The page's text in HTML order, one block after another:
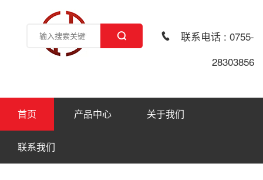
联系电话 : 0755-
28303856
首页 产品中心 关于我们
联系我们